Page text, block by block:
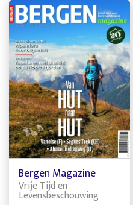
Bergen Magazine
Vrije Tijd en
Levensbeschouwing